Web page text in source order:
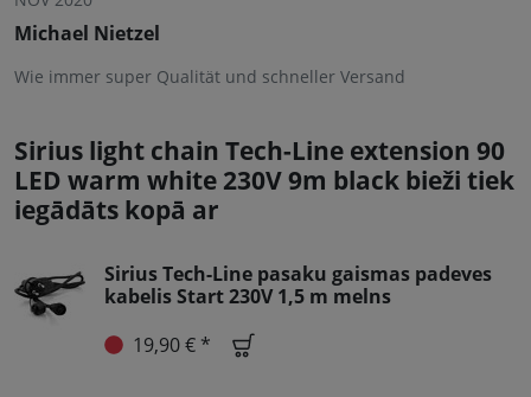
Michael Nietzel
Wie immer super Qualität und schneller Versand
Sirius light chain Tech-Line extension 90
LED warm white 230V 9m black bieži tiek
iegādāts kopā ar
Sirius Tech-Line pasaku gaismas padeves
kabelis Start 230V 1,5 m melns
19,90 € *